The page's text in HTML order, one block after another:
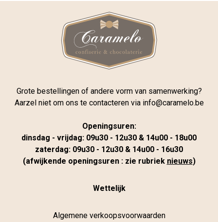
Grote bestellingen of andere vorm van samenwerking?
Aarzel niet om ons te contacteren via info@caramelo.be
Openingsuren:
dinsdag - vrijdag: 09u30 - 12u30 & 14u00 - 18u00
zaterdag: 09u30 - 12u30 & 14u00 - 16u30
(afwijkende openingsuren : zie rubriek nieuws)
Wettelijk
Algemene verkoopsvoorwaarden